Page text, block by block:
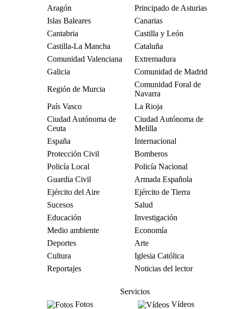
Aragón
Principado de Asturias
Islas Baleares
Canarias
Cantabria
Castilla y León
Castilla-La Mancha
Cataluña
Comunidad Valenciana
Extremadura
Galicia
Comunidad de Madrid
Región de Murcia
Comunidad Foral de
Navarra
País Vasco
La Rioja
Ciudad Autónoma de
Ceuta
Ciudad Autónoma de
Melilla
España
Internacional
Protección Civil
Bomberos
Policía Local
Policía Nacional
Guardia Civil
Armada Española
Ejército del Aire
Ejército de Tierra
Sucesos
Salud
Educación
Investigación
Medio ambiente
Economía
Deportes
Arte
Cultura
Iglesia Católica
Reportajes
Noticias del lector
Servicios
Fotos
Vídeos